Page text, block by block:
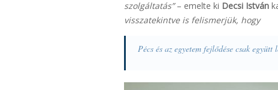
szolgáltatás”– emelte ki Decsi István
visszatekintve is felismerjük, hogy
Pécs és az egyetem fejlődése csak együtt